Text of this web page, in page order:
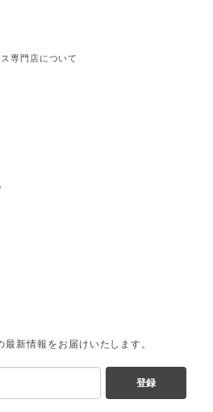
専門店について
新情報をお届けいたします。
登録